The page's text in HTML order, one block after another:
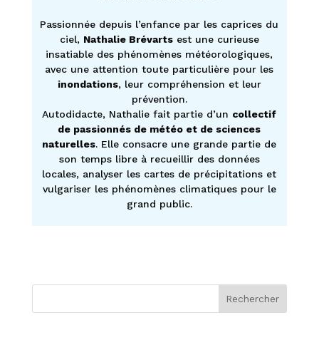
Passionnée depuis l’enfance par les caprices du
ciel, Nathalie Brévartsest une curieuse
insatiable des phénomènes météorologiques,
avec une attention toute particulière pour les
inondations, leur compréhension et leur
prévention.
Autodidacte, Nathalie fait partie d’un collectif
de passionnés de météo et de sciences
naturelles. Elle consacre une grande partie de
son temps libre à recueillir des données
locales, analyser les cartes de précipitations et
vulgariser les phénomènes climatiques pour le
grand public.
Rechercher